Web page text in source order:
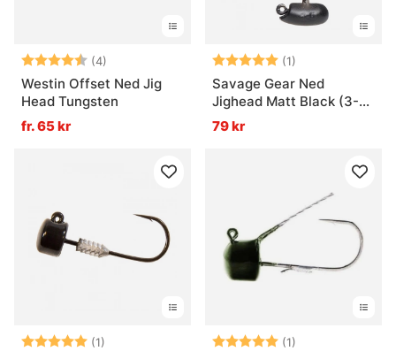
Betyg: (4)
4.8 utav 5 stjärnor
Westin Offset Ned Jig
Head Tungsten
fr. 65 kr
Betyg: (1)
Savage Gear Ned
Jighead Matt Black (3-
pack)
79 kr
Betyg: (1)
5.0 utav 5 stjärnorBetyg: (1)